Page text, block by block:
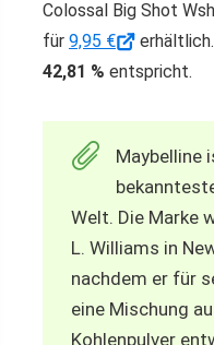
Colossal Big Shot
für 9,95 €
erhältlich.
42,81 % entspricht.
Maybelline
Welt. Die Marke
L. Williams in
nachdem er für
eine Mischung
Kohlenpulver